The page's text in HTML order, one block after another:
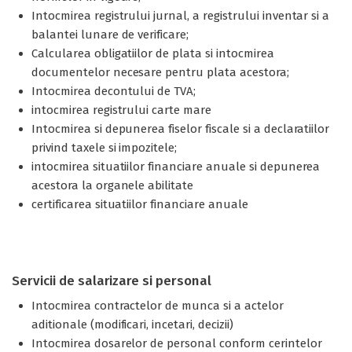
Intocmirea registrului jurnal, a registrului inventar si a
balantei lunare de verificare;
Calcularea obligatiilor de plata si intocmirea
documentelor necesare pentru plata acestora;
Intocmirea decontului de TVA;
intocmirea registrului carte mare
Intocmirea si depunerea fiselor fiscale si a declaratiilor
privind taxele si impozitele;
intocmirea situatiilor financiare anuale si depunerea
acestora la organele abilitate
certificarea situatiilor financiare anuale
Servicii de salarizare si personal
Intocmirea contractelor de munca si a actelor
aditionale (modificari, incetari, decizii)
Intocmirea dosarelor de personal conform cerintelor